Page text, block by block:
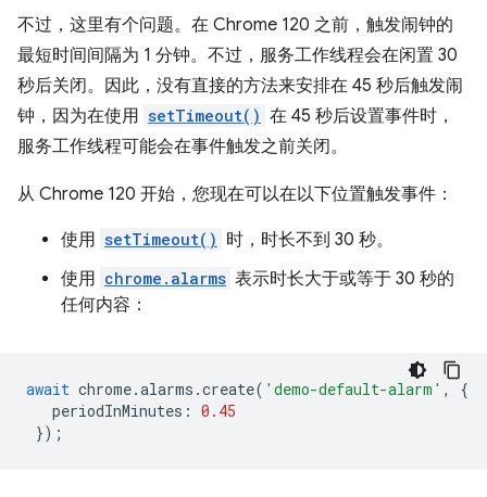
不过，这里有个问题。在 Chrome 120 之前，触发闹钟的
最短时间间隔为 1 分钟。不过，服务工作线程会在闲置 30
秒后关闭。因此，没有直接的方法来安排在 45 秒后触发闹
钟，因为在使用 setTimeout() 在 45 秒后设置事件时，
服务工作线程可能会在事件触发之前关闭。
从 Chrome 120 开始，您现在可以在以下位置触发事件：
使用 setTimeout() 时，时长不到 30 秒。
使用 chrome.alarms 表示时长大于或等于 30 秒的
任何内容：
await chrome.alarms .create( 'demo-default-alarm' ,
{
periodInMinutes : 0.45
});